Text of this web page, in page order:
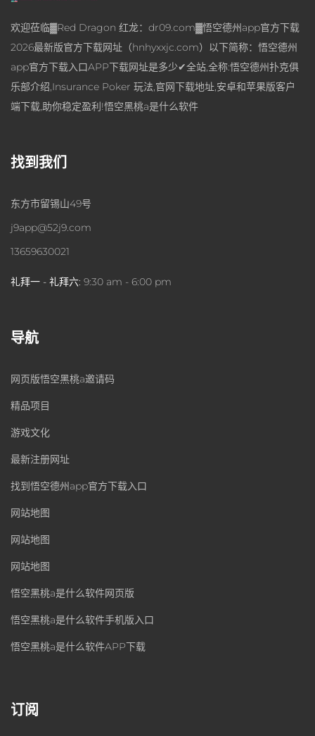
欢迎莅临▓Red Dragon 红龙：dr09.com▓悟空德州app官方下载
2026最新版官方下载网址（hnhyxxjc.com）以下简称：悟空德州
app官方下载入口APP下载网址是多少✔全站,全称:悟空德州扑克俱
乐部介绍,Insurance Poker 玩法,官网下载地址,安卓和苹果版客户
端下载,助你稳定盈利!悟空黑桃a是什么软件
找到我们
东方市留锡山49号
j9app@52j9.com
13659630021
礼拜一 - 礼拜六: 9:30 am - 6:00 pm
导航
网页版悟空黑桃a邀请码
精品项目
游戏文化
最新注册网址
找到悟空德州app官方下载入口
网站地图
网站地图
网站地图
悟空黑桃a是什么软件网页版
悟空黑桃a是什么软件手机版入口
悟空黑桃a是什么软件APP下载
订阅